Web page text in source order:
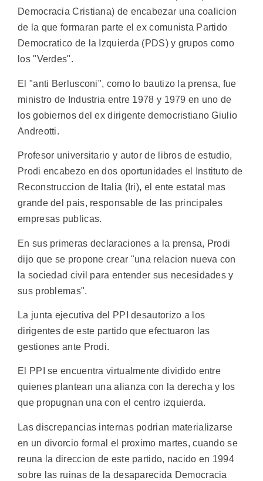
Democracia Cristiana) de encabezar una coalicion
de la que formaran parte el ex comunista Partido
Democratico de la Izquierda (PDS) y grupos como
los "Verdes".
El "anti Berlusconi", como lo bautizo la prensa, fue
ministro de Industria entre 1978 y 1979 en uno de
los gobiernos del ex dirigente democristiano Giulio
Andreotti.
Profesor universitario y autor de libros de estudio,
Prodi encabezo en dos oportunidades el Instituto de
Reconstruccion de Italia (Iri), el ente estatal mas
grande del pais, responsable de las principales
empresas publicas.
En sus primeras declaraciones a la prensa, Prodi
dijo que se propone crear "una relacion nueva con
la sociedad civil para entender sus necesidades y
sus problemas".
La junta ejecutiva del PPI desautorizo a los
dirigentes de este partido que efectuaron las
gestiones ante Prodi.
El PPI se encuentra virtualmente dividido entre
quienes plantean una alianza con la derecha y los
que propugnan una con el centro izquierda.
Las discrepancias internas podrian materializarse
en un divorcio formal el proximo martes, cuando se
reuna la direccion de este partido, nacido en 1994
sobre las ruinas de la desaparecida Democracia